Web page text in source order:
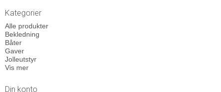
Kategorier
Alle produkter
Bekledning
Båter
Gaver
Jolleutstyr
Vis mer
Din konto